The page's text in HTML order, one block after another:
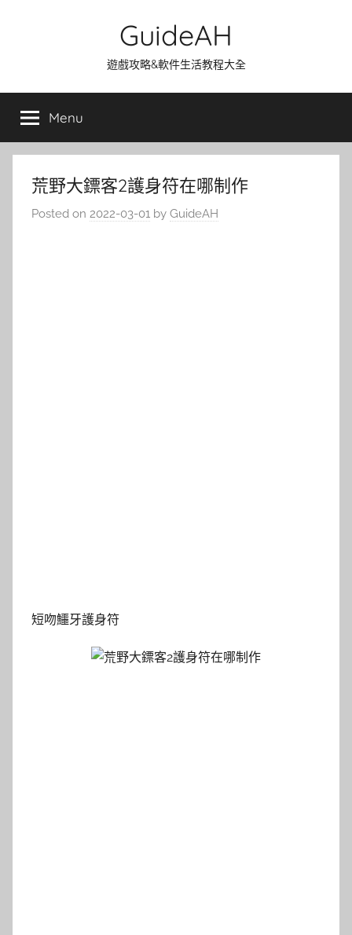
GuideAH
遊戲攻略&軟件生活教程大全
Menu
荒野大鏢客2護身符在哪制作
Posted on 2022-03-01 by GuideAH
短吻鱷牙護身符